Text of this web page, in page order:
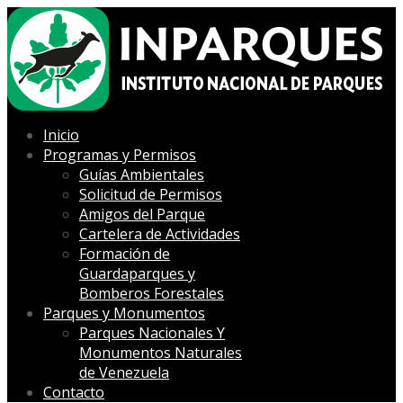
Inicio
Programas y Permisos
Guías Ambientales
Solicitud de Permisos
Amigos del Parque
Cartelera de Actividades
Formación de
Guardaparques y
Bomberos Forestales
Parques y Monumentos
Parques Nacionales Y
Monumentos Naturales
de Venezuela
Contacto